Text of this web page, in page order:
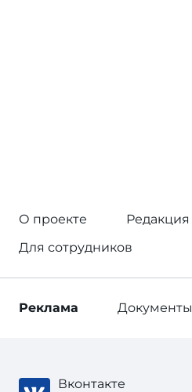
О проекте
Редакция
Для сотрудников
Реклама Документы
Вконтакте